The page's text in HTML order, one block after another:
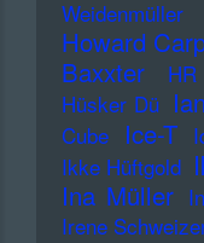
Weidenmüller
Howard
Baxxter
Hüsker Dü
Cube
Ice-T
Ikke Hüftgold
Ina Müller
Irene